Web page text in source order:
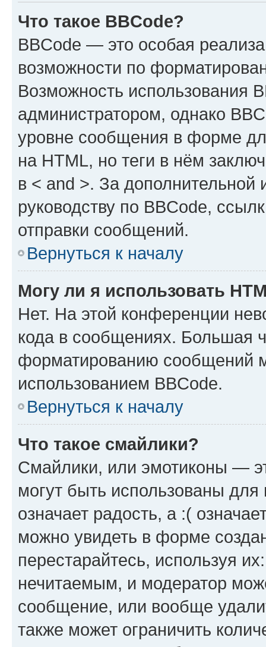
Что такое BBCode?
BBCode — это особая
возможности по
Возможность использования
администратором, однако
уровне сообщения в форме
на HTML, но теги в нём
в < and >. За
руководству по BBCode,
отправки сообщений.
Вернуться к началу
Могу ли я использовать
Нет. На этой конференции
кода в сообщениях. Большая
форматированию сообщений
использованием BBCode.
Вернуться к началу
Что такое смайлики?
Смайлики, или эмотиконы —
могут быть использованы
означает радость, а :(
можно увидеть в форме
перестарайтесь, используя
нечитаемым, и модератор
сообщение, или вообще
также может ограничить